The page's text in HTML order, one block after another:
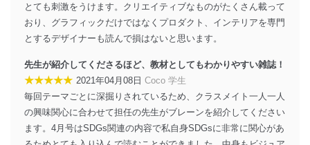
じて、個人情報保護マネジメントシステムを継続的に改
善し、常に最良の状態を維持します。
苦情及び相談受付け窓口
貴殿の個人情報及び当社の個人情報保護マネジメントシ
ステムに関するご相談及び苦情については以下までご連
絡ください。
適切、かつ迅速に対応させていただきます。
株式会社富士山マガジンサービス 個人情報問い合わせ
とても刺激をうけます。クリエイティブなものがたくさん載って
おり、グラフィックだけではなくプロダクト、インテリアを専門
とするデザイナーも読んで損はないと思います。
先生が紹介してくださるほど、教材としてもわかりやすい雑誌！
★★★★★ 2021年04月08日 Coco 学生
毎回テーマごとに深掘りされているため、クラスメイト一人一人
の興味関心に合わせて担任の先生がブレーンを紹介してください
ます。4月号はSDGs関連の内容で私自身SDGsに非常に関心があ